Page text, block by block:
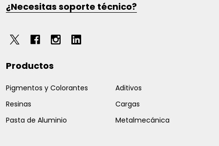
¿Necesitas soporte técnico?
Productos
Pigmentos y Colorantes
Resinas
Pasta de Aluminio
Aditivos
Cargas
Metalmecánica